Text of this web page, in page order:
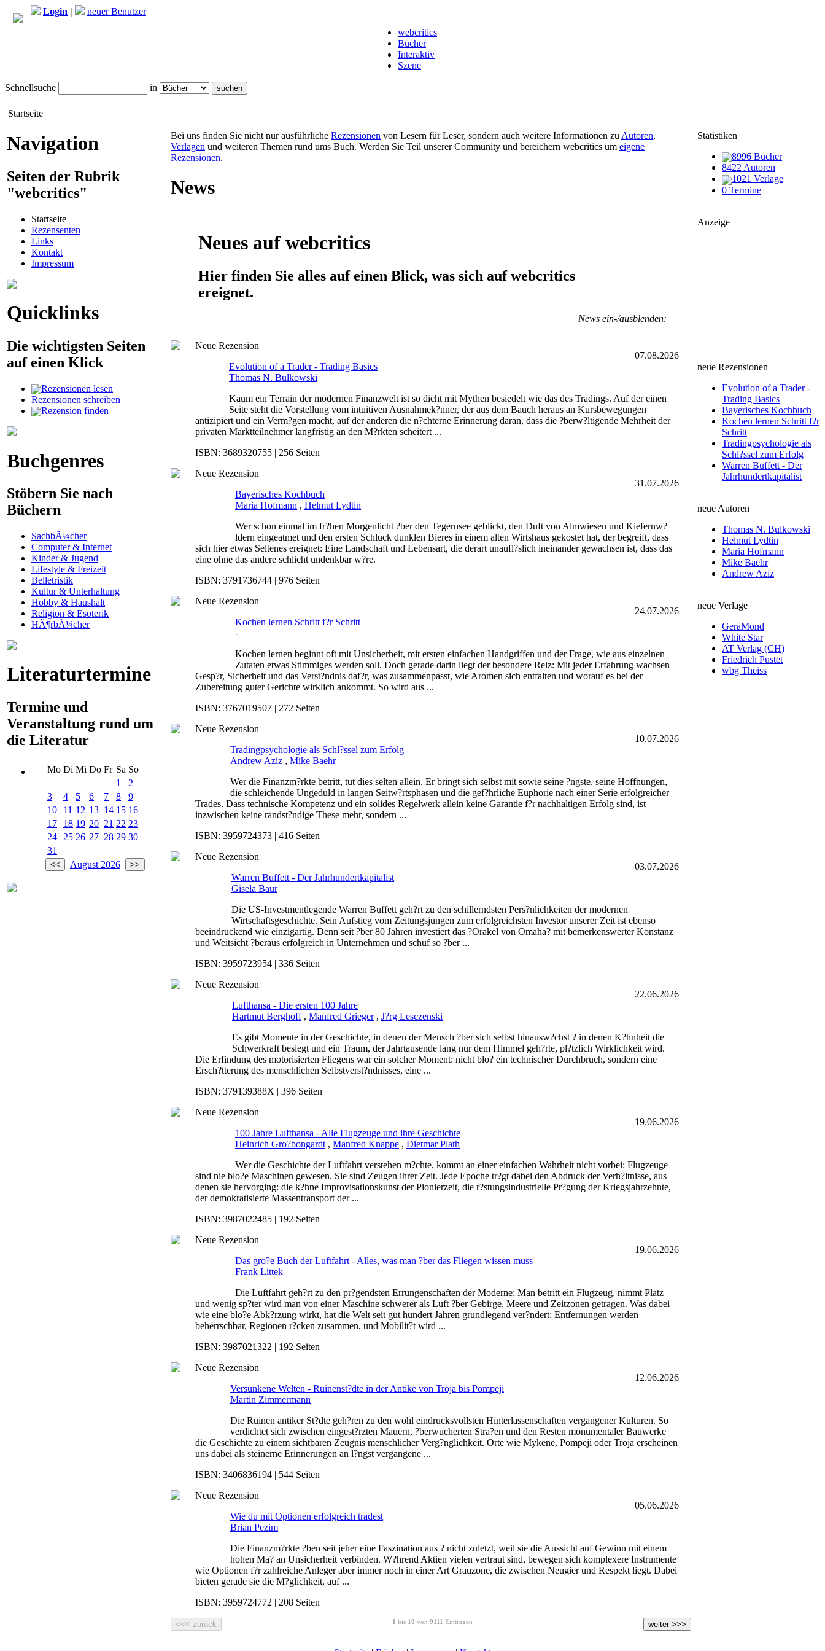
Login |
neuer Benutzer
webcritics
Bücher
Interaktiv
Szene
Schnellsuche in
Startseite
Navigation
Seiten der Rubrik
"webcritics"
Startseite
Rezensenten
Links
Kontakt
Impressum
Quicklinks
Die wichtigsten Seiten
auf einen Klick
Rezensionen lesen
Rezensionen schreiben
Rezension finden
Buchgenres
Stöbern Sie nach
Büchern
SachbÃ¼cher
Computer & Internet
Kinder & Jugend
Lifestyle & Freizeit
Belletristik
Kultur & Unterhaltung
Hobby & Haushalt
Religion & Esoterik
HÃ¶rbÃ¼cher
Literaturtermine
Termine und
Veranstaltung rund um
die Literatur
Mo Di Mi Do Fr Sa So
1
2
3
4 5 6 7 8
9
10
11 12 13 14 15 16
17
18 19 20 21 22 23
24
25 26 27 28 29 30
31
August 2026
Statistiken
8996 Bücher
8422 Autoren
1021 Verlage
0 Termine
Anzeige
neue Rezensionen
Evolution of a Trader -
Trading Basics
Bayerisches Kochbuch
Kochen lernen Schritt f?r
Schritt
Tradingpsychologie als
Schl?ssel zum Erfolg
Warren Buffett - Der
Jahrhundertkapitalist
neue Autoren
Thomas N. Bulkowski
Helmut Lydtin
Maria Hofmann
Mike Baehr
Andrew Aziz
neue Verlage
GeraMond
White Star
AT Verlag (CH)
Friedrich Pustet
wbg Theiss
Bei uns finden Sie nicht nur ausführliche Rezensionen von Lesern für Leser, sondern auch weitere Informationen zu Autoren,
Verlagen und weiteren Themen rund ums Buch. Werden Sie Teil unserer Community und bereichern webcritics um eigene
Rezensionen.
News
Neues auf webcritics
Hier finden Sie alles auf einen Blick, was sich auf webcritics
ereignet.
News ein-/ausblenden:
07.08.2026
Neue Rezension
Evolution of a Trader - Trading Basics
Thomas N. Bulkowski
Kaum ein Terrain der modernen Finanzwelt ist so dicht mit Mythen besiedelt wie das des Tradings. Auf der einen
Seite steht die Vorstellung vom intuitiven Ausnahmek?nner, der aus dem Bauch heraus an Kursbewegungen
antizipiert und ein Verm?gen macht, auf der anderen die n?chterne Erinnerung daran, dass die ?berw?ltigende Mehrheit der
privaten Marktteilnehmer langfristig an den M?rkten scheitert ...
ISBN: 3689320755 | 256 Seiten
31.07.2026
Neue Rezension
Bayerisches Kochbuch
Maria Hofmann , Helmut Lydtin
Wer schon einmal im fr?hen Morgenlicht ?ber den Tegernsee geblickt, den Duft von Almwiesen und Kiefernw?
ldern eingeatmet und den ersten Schluck dunklen Bieres in einem alten Wirtshaus gekostet hat, der begreift, dass
sich hier etwas Seltenes ereignet: Eine Landschaft und Lebensart, die derart unaufl?slich ineinander gewachsen ist, dass das
eine ohne das andere schlicht undenkbar w?re.
ISBN: 3791736744 | 976 Seiten
24.07.2026
Neue Rezension
Kochen lernen Schritt f?r Schritt
-
Kochen lernen beginnt oft mit Unsicherheit, mit ersten einfachen Handgriffen und der Frage, wie aus einzelnen
Zutaten etwas Stimmiges werden soll. Doch gerade darin liegt der besondere Reiz: Mit jeder Erfahrung wachsen
Gesp?r, Sicherheit und das Verst?ndnis daf?r, was zusammenpasst, wie Aromen sich entfalten und worauf es bei der
Zubereitung guter Gerichte wirklich ankommt. So wird aus ...
ISBN: 3767019507 | 272 Seiten
10.07.2026
Neue Rezension
Tradingpsychologie als Schl?ssel zum Erfolg
Andrew Aziz , Mike Baehr
Wer die Finanzm?rkte betritt, tut dies selten allein. Er bringt sich selbst mit sowie seine ?ngste, seine Hoffnungen,
die schleichende Ungeduld in langen Seitw?rtsphasen und die gef?hrliche Euphorie nach einer Serie erfolgreicher
Trades. Dass technische Kompetenz und ein solides Regelwerk allein keine Garantie f?r nachhaltigen Erfolg sind, ist
inzwischen keine randst?ndige These mehr, sondern ...
ISBN: 3959724373 | 416 Seiten
03.07.2026
Neue Rezension
Warren Buffett - Der Jahrhundertkapitalist
Gisela Baur
Die US-Investmentlegende Warren Buffett geh?rt zu den schillerndsten Pers?nlichkeiten der modernen
Wirtschaftsgeschichte. Sein Aufstieg vom Zeitungsjungen zum erfolgreichsten Investor unserer Zeit ist ebenso
beeindruckend wie einzigartig. Denn seit ?ber 80 Jahren investiert das ?Orakel von Omaha? mit bemerkenswerter Konstanz
und Weitsicht ?beraus erfolgreich in Unternehmen und schuf so ?ber ...
ISBN: 3959723954 | 336 Seiten
22.06.2026
Neue Rezension
Lufthansa - Die ersten 100 Jahre
Hartmut Berghoff, Manfred Grieger, J?rg Lesczenski
Es gibt Momente in der Geschichte, in denen der Mensch ?ber sich selbst hinausw?chst ? in denen K?hnheit die
Schwerkraft besiegt und ein Traum, der Jahrtausende lang nur dem Himmel geh?rte, pl?tzlich Wirklichkeit wird.
Die Erfindung des motorisierten Fliegens war ein solcher Moment: nicht blo? ein technischer Durchbruch, sondern eine
Ersch?tterung des menschlichen Selbstverst?ndnisses, eine ...
ISBN: 379139388X | 396 Seiten
19.06.2026
Neue Rezension
100 Jahre Lufthansa - Alle Flugzeuge und ihre Geschichte
Heinrich Gro?bongardt , Manfred Knappe , Dietmar Plath
Wer die Geschichte der Luftfahrt verstehen m?chte, kommt an einer einfachen Wahrheit nicht vorbei: Flugzeuge
sind nie blo?e Maschinen gewesen. Sie sind Zeugen ihrer Zeit. Jede Epoche tr?gt dabei den Abdruck der Verh?ltnisse, aus
denen sie hervorging: die k?hne Improvisationskunst der Pionierzeit, die r?stungsindustrielle Pr?gung der Kriegsjahrzehnte,
der demokratisierte Massentransport der ...
ISBN: 3987022485 | 192 Seiten
19.06.2026
Neue Rezension
Das gro?e Buch der Luftfahrt - Alles, was man ?ber das Fliegen wissen muss
Frank Littek
Die Luftfahrt geh?rt zu den pr?gendsten Errungenschaften der Moderne: Man betritt ein Flugzeug, nimmt Platz
und wenig sp?ter wird man von einer Maschine schwerer als Luft ?ber Gebirge, Meere und Zeitzonen getragen. Was dabei
wie eine blo?e Abk?rzung wirkt, hat die Welt seit gut hundert Jahren grundlegend ver?ndert: Entfernungen werden
beherrschbar, Regionen r?cken zusammen, und Mobilit?t wird ...
ISBN: 3987021322 | 192 Seiten
12.06.2026
Neue Rezension
Versunkene Welten - Ruinenst?dte in der Antike von Troja bis Pompeji
Martin Zimmermann
Die Ruinen antiker St?dte geh?ren zu den wohl eindrucksvollsten Hinterlassenschaften vergangener Kulturen. So
verdichtet sich zwischen eingest?rzten Mauern, ?berwucherten Stra?en und den Resten monumentaler Bauwerke
die Geschichte zu einem sichtbaren Zeugnis menschlicher Verg?nglichkeit. Orte wie Mykene, Pompeji oder Troja erscheinen
uns dabei als steinerne Erinnerungen an l?ngst vergangene ...
ISBN: 3406836194 | 544 Seiten
05.06.2026
Neue Rezension
Wie du mit Optionen erfolgreich tradest
Brian Pezim
Die Finanzm?rkte ?ben seit jeher eine Faszination aus ? nicht zuletzt, weil sie die Aussicht auf Gewinn mit einem
hohen Ma? an Unsicherheit verbinden. W?hrend Aktien vielen vertraut sind, bewegen sich komplexere Instrumente
wie Optionen f?r zahlreiche Anleger aber immer noch in einer Art Grauzone, die zwischen Neugier und Respekt liegt. Dabei
bieten gerade sie die M?glichkeit, auf ...
ISBN: 3959724772 | 208 Seiten
1 bis 10 von 9111 Einträgen